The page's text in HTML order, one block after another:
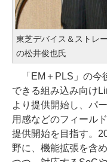
東芝デバイス＆ストレ
の松井俊也氏
「EM＋PLS」の今
できる組み込み向け
より提供開始し、パ
用感などのフィール
提供開始を目指す。
野に、機能拡張を含